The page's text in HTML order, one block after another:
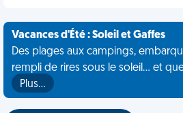
Vacances d'Été : Soleil et Gaffes
Des plages aux campings,
rempli de rires sous le soleil... et
Plus…